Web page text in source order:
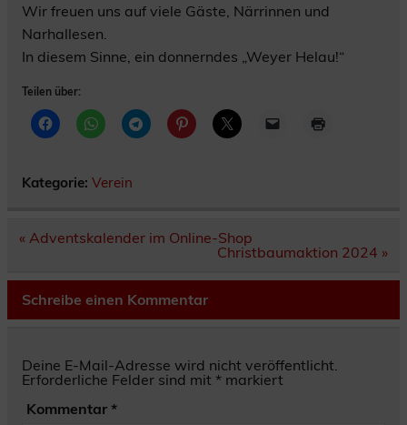
Wir freuen uns auf viele Gäste, Närrinnen und
Narhallesen.
In diesem Sinne, ein donnerndes „Weyer Helau!“
Teilen über:
Kategorie: Verein
Beitragsnavigation
« Adventskalender im Online-Shop
Christbaumaktion 2024 »
Schreibe einen Kommentar
Deine E-Mail-Adresse wird nicht veröffentlicht.
Erforderliche Felder sind mit * markiert
Kommentar *